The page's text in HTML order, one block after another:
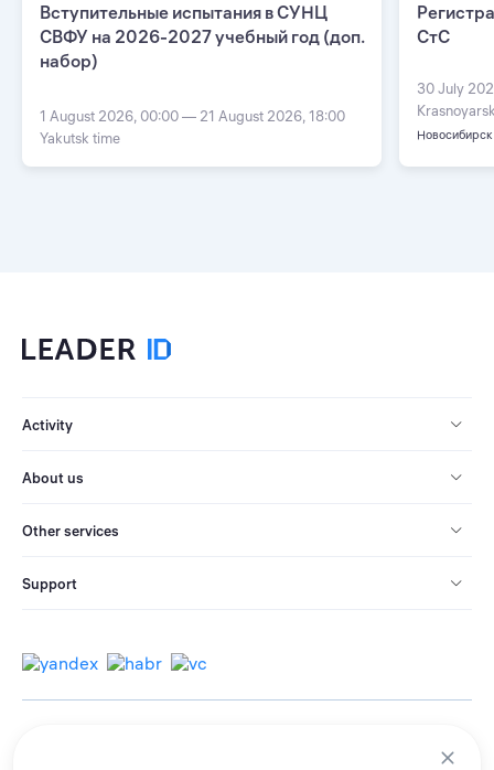
Вступительные испытания в СУНЦ
СВФУ на 2026-2027 учебный год (доп.
набор)
1 August 2026, 00:00 — 21 August 2026, 18:00
Yakutsk time
СтС
30 July
Новосибирск
Activity
About us
Other services
Support